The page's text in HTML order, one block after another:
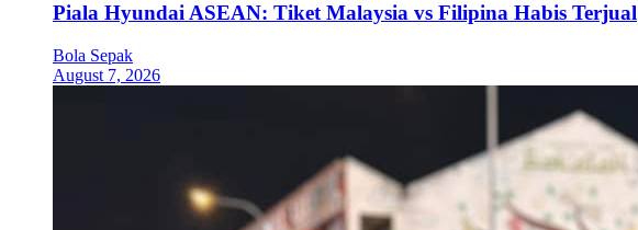
Piala Hyundai ASEAN: Tiket Malaysia vs Filipina Habis Terjual
Bola Sepak
August 7, 2026